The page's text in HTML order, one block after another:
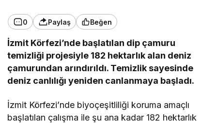
0 Paylaş Beğen
İzmit Körfezi’nde başlatılan dip çamuru
temizliği projesiyle 182 hektarlık alan deniz
çamurundan arındırıldı. Temizlik sayesinde
deniz canlılığı yeniden canlanmaya başladı.
İzmit Körfezi’nde biyoçeşitliliği koruma amaçlı
başlatılan çalışma ile şu ana kadar 182 hektarlık